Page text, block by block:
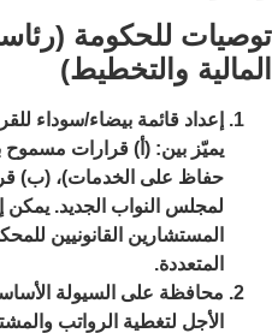
توصيات للحكومة
المالية والتخطيط)
إعداد قائمة بيضاء/سوداء
يميّز بين: (أ) قرارات مسموح
حفاظ على الخدمات)، (ب)
لمجلس النواب الجديد. يمكن
المستشارين القانونيين
المتعددة.
محافظة على السيولة
الأجل لتغطية الرواتب